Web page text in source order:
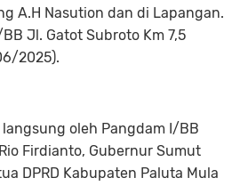
A.H Nasution dan di Lapangan.
Jl. Gatot Subroto Km 7,5
2025).
oleh Pangdam I/BB
Firdianto, Gubernur Sumut
DPRD Kabupaten Paluta Mula